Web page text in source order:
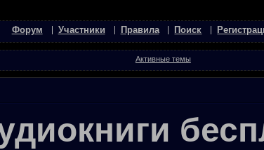
Форум Участники Правила Поиск
Активные темы